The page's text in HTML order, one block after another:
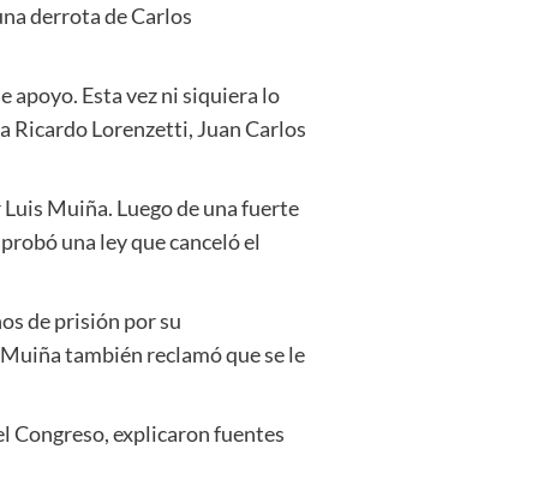
derrota de Carlos
apoyo. Esta vez ni siquiera lo
Ricardo Lorenzetti, Juan Carlos
Muiña. Luego de una fuerte
una ley que canceló el
de prisión por su
también reclamó que se le
Congreso, explicaron fuentes